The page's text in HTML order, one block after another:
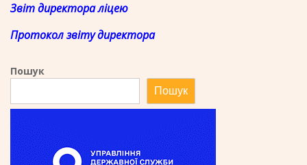
Звіт директора ліцею
Протокол звіту директора
Пошук
Пошук